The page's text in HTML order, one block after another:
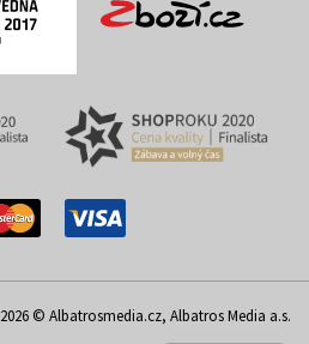
2026 © Albatrosmedia.cz, Albatros Media a.s.